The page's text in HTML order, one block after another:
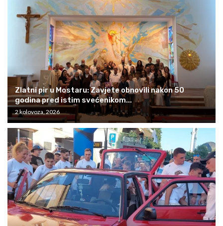
Zlatni pir u Mostaru: Zavjete obnovili nakon 50
godina pred istim svećenikom...
2 kolovoza, 2026